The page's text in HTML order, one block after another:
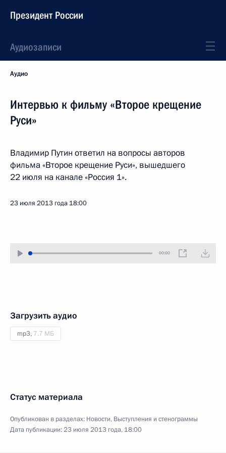
Президент России
Аудиозаписи
Аудио
Интервью к фильму «Второе крещение
Руси»
Владимир Путин ответил на вопросы авторов
фильма «Второе крещение Руси», вышедшего
22 июля на канале «Россия 1».
23 июля 2013 года 18:00
00:00
Загрузить аудио
mp3, 7.7 МБ
Статус материала
Опубликован в разделах: Новости, Выступления и стенограммы
Дата публикации:23 июля 2013 года, 18:00